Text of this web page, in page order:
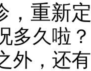
，重新
多久啦
外，还